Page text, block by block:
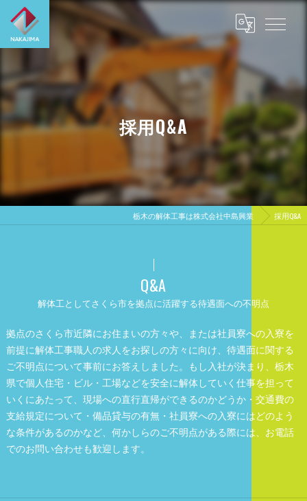
採用Q&A
栃木の解体工事は株式会社中島興業 採用Q&A
解体工としてさくら市を拠点に活躍する待遇面への不明点
Q&A
拠点のさくら市近隣にお住まいの方々や、または社員寮への入寮を
前提に解体工事職人の求人をお探しの方々に向け、待遇面に関する
ご不明点について事前にお答えしました。もし入社が決まり、栃木
県で個人住宅・ビル・工場などを安全に解体していく仕事を担って
いくにあたって、現場への直行直帰ができるのかどうか・交通費の
支給規定について・備品貸与の有無・社員寮への入寮にはどのよう
な条件があるのかなど、何かしらのご不明点がある際には、お電話
でのお問い合わせも歓迎します。